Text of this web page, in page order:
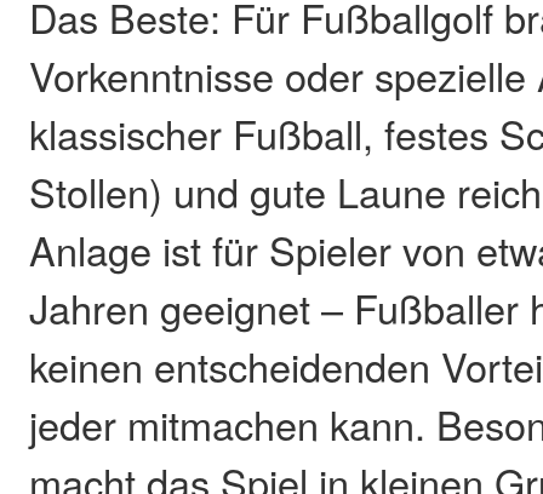
Das Beste: Für Fußballgolf
Vorkenntnisse oder
klassischer Fußball, festes
Stollen) und gute Laune
Anlage ist für Spieler von
Jahren geeignet – Fußballer
keinen entscheidenden
jeder mitmachen kann.
macht das Spiel in kleinen